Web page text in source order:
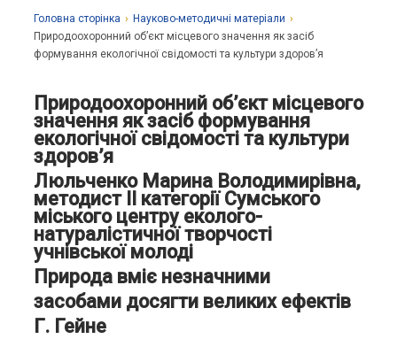
Сторінка психолога
Річні звіти
Стаття 30 Закону України «Про освіту»
Атестація
Звернення громадян
Головна сторiнка › Науково-методичні матеріали ›
Природоохоронний об’єкт місцевого значення як засіб
формування екологічної свідомості та культури здоров’я
Природоохоронний об’єкт місцевого
значення як засіб формування
екологічної свідомості та культури
здоров’я
Люльченко Марина Володимирівна,
методист ІІ категорії Сумського
міського центру еколого-
натуралістичної творчості
учнівської молоді
Природа вміє незначними
засобами досягти великих ефектів
Г. Гейне